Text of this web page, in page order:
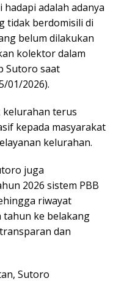
hadapi adalah adanya
tidak berdomisili di
belum dilakukan
kolektor dalam
Sutoro saat
01/2026).
terus
kepada masyarakat
kelurahan.
juga
2026 sistem PBB
riwayat
tahun ke belakang
dan
Sutoro